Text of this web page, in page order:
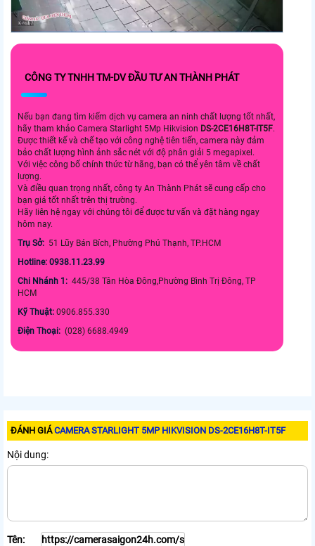
CÔNG TY TNHH TM-DV ĐẦU TƯ AN THÀNH PHÁT
Nếu bạn đang tìm kiếm dịch vụ camera an ninh chất lượng tốt nhất,
hãy tham khảo Camera Starlight 5Mp Hikvision DS-2CE16H8T-IT5F.
Được thiết kế và chế tạo với công nghệ tiên tiến, camera này đảm
bảo chất lượng hình ảnh sắc nét với độ phân giải 5 megapixel.
Với việc công bố chính thức từ hãng, bạn có thể yên tâm về chất
lượng.
Và điều quan trọng nhất, công ty An Thành Phát sẽ cung cấp cho
bạn giá tốt nhất trên thị trường.
Hãy liên hệ ngay với chúng tôi để được tư vấn và đặt hàng ngay
hôm nay.
Trụ Sở: 51 Lũy Bán Bích, Phường Phú Thạnh, TP.HCM
Hotline: 0938.11.23.99
Chi Nhánh 1: 445/38 Tân Hòa Đông,Phường Bình Trị Đông, TP
HCM
Kỹ Thuật: 0906.855.330
Điện Thoại: (028) 6688.4949
ĐÁNH GIÁCAMERA STARLIGHT 5MP HIKVISION DS-2CE16H8T-IT5F
Nội dung:
Tên: